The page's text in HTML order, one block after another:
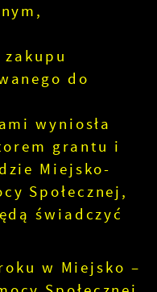
do
wyniosła
grantu i
Miejsko-
Społecznej,
świadczyć
w Miejsko –